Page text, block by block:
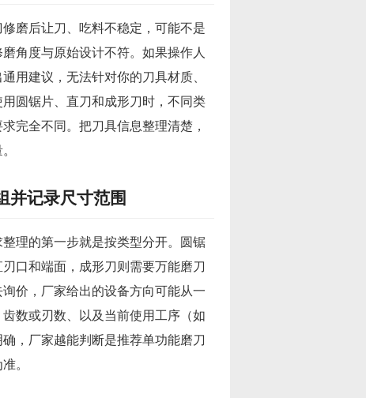
磨后让刀、吃料不稳定，可能不是
角度与原始设计不符。如果操作人
用建议，无法针对你的刀具材质、
圆锯片、直刀和成形刀时，不同类
完全不同。把刀具信息整理清楚，
并记录尺寸范围
理的第一步就是按类型分开。圆锯
口和端面，成形刀则需要万能磨刀
价，厂家给出的设备方向可能从一
数或刃数、以及当前使用工序（如
，厂家越能判断是推荐单功能磨刀
。